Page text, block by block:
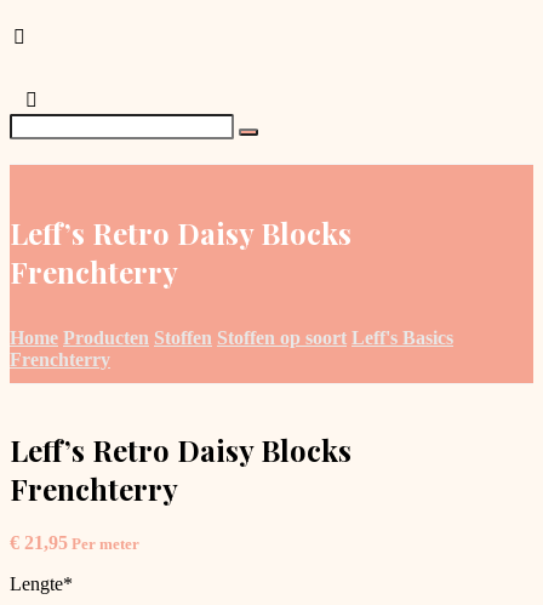
Leff’s Retro Daisy Blocks
Frenchterry
Home Producten Stoffen Stoffen op soort Leff's Basics
Frenchterry
Leff’s Retro Daisy Blocks
Frenchterry
€ 21,95 Per meter
Lengte*